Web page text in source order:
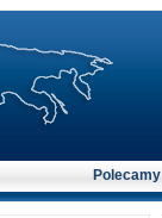
Polecamy